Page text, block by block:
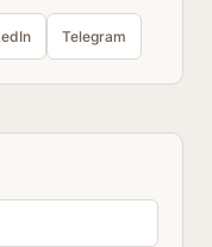
Telegram